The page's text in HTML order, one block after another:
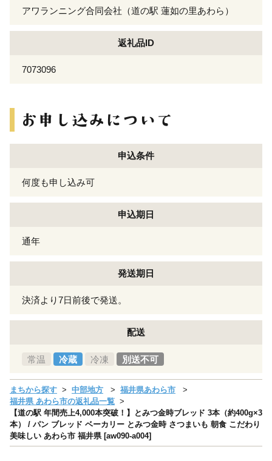
アワランニング合同会社（道の駅 蓮如の里あわら）
返礼品ID
7073096
申込条件
何度も申し込み可
申込期日
通年
発送期日
決済より7日前後で発送。
配送
常温 冷蔵 冷凍 別送不可
まちから探す 中部地方
福井県あわら市
福井県 あわら市の返礼品一覧
【道の駅 年間売上4,000本突破！】とみつ金時ブレッド 3本（約400g×3
本） / パン ブレッド ベーカリー とみつ金時 さつまいも 朝食 こだわり
美味しい あわら市 福井県 [aw090-a004]